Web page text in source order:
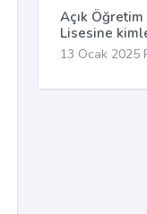
Açık
Lisesine
13 Ocak 2025